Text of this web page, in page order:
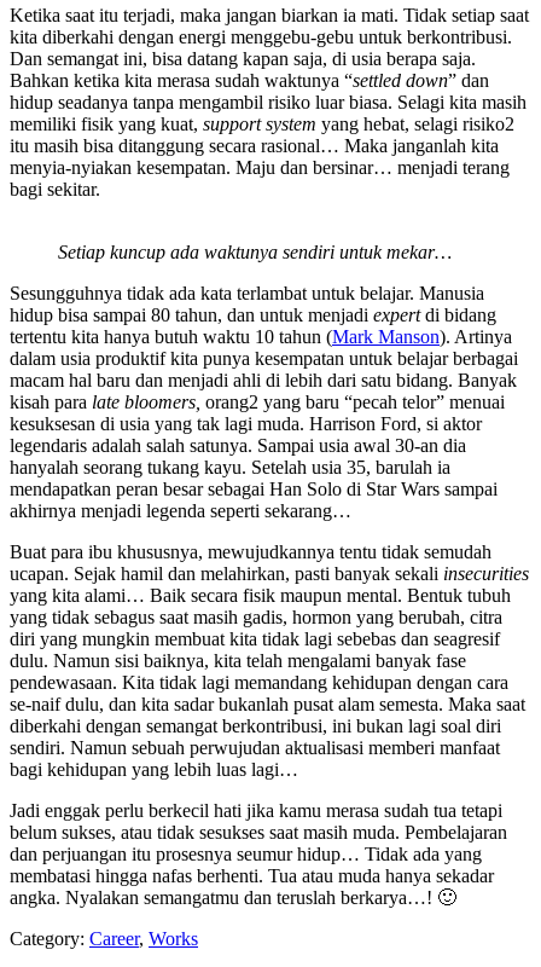
Ketika saat itu terjadi, maka jangan biarkan ia mati. Tidak setiap saat
kita diberkahi dengan energi menggebu-gebu untuk berkontribusi.
Dan semangat ini, bisa datang kapan saja, di usia berapa saja.
Bahkan ketika kita merasa sudah waktunya “settled down” dan
hidup seadanya tanpa mengambil risiko luar biasa. Selagi kita masih
memiliki fisik yang kuat, support system yang hebat, selagi risiko2
itu masih bisa ditanggung secara rasional… Maka janganlah kita
menyia-nyiakan kesempatan. Maju dan bersinar… menjadi terang
bagi sekitar.
Setiap kuncup ada waktunya sendiri untuk mekar…
Sesungguhnya tidak ada kata terlambat untuk belajar. Manusia
hidup bisa sampai 80 tahun, dan untuk menjadi expertdi bidang
tertentu kita hanya butuh waktu 10 tahun (Mark Manson). Artinya
dalam usia produktif kita punya kesempatan untuk belajar berbagai
macam hal baru dan menjadi ahli di lebih dari satu bidang. Banyak
kisah para late bloomers, orang2 yang baru “pecah telor” menuai
kesuksesan di usia yang tak lagi muda. Harrison Ford, si aktor
legendaris adalah salah satunya. Sampai usia awal 30-an dia
hanyalah seorang tukang kayu. Setelah usia 35, barulah ia
mendapatkan peran besar sebagai Han Solo di Star Wars sampai
akhirnya menjadi legenda seperti sekarang…
Buat para ibu khususnya, mewujudkannya tentu tidak semudah
ucapan. Sejak hamil dan melahirkan, pasti banyak sekali insecurities
yang kita alami… Baik secara fisik maupun mental. Bentuk tubuh
yang tidak sebagus saat masih gadis, hormon yang berubah, citra
diri yang mungkin membuat kita tidak lagi sebebas dan seagresif
dulu. Namun sisi baiknya, kita telah mengalami banyak fase
pendewasaan. Kita tidak lagi memandang kehidupan dengan cara
se-naif dulu, dan kita sadar bukanlah pusat alam semesta. Maka saat
diberkahi dengan semangat berkontribusi, ini bukan lagi soal diri
sendiri. Namun sebuah perwujudan aktualisasi memberi manfaat
bagi kehidupan yang lebih luas lagi…
Jadi enggak perlu berkecil hati jika kamu merasa sudah tua tetapi
belum sukses, atau tidak sesukses saat masih muda. Pembelajaran
dan perjuangan itu prosesnya seumur hidup… Tidak ada yang
membatasi hingga nafas berhenti. Tua atau muda hanya sekadar
angka. Nyalakan semangatmu dan teruslah berkarya…! 🙂
Category: Career, Works